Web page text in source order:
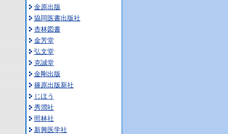
金原出版
協同医書出版社
杏林図書
金芳堂
弘文堂
克誠堂
金剛出版
篠原出版新社
じほう
秀潤社
照林社
新興医学社